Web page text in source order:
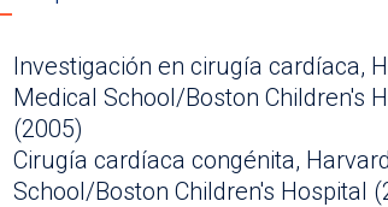
Investigación en cirugía cardíaca,
Medical School/Boston Children's
(2005)
Cirugía cardíaca congénita,
School/Boston Children's Hospital